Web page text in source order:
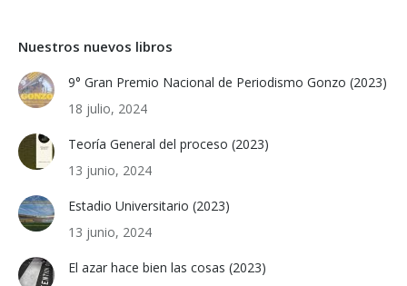
Nuestros nuevos libros
9° Gran Premio Nacional de Periodismo Gonzo (2023)
18 julio, 2024
Teoría General del proceso (2023)
13 junio, 2024
Estadio Universitario (2023)
13 junio, 2024
El azar hace bien las cosas (2023)